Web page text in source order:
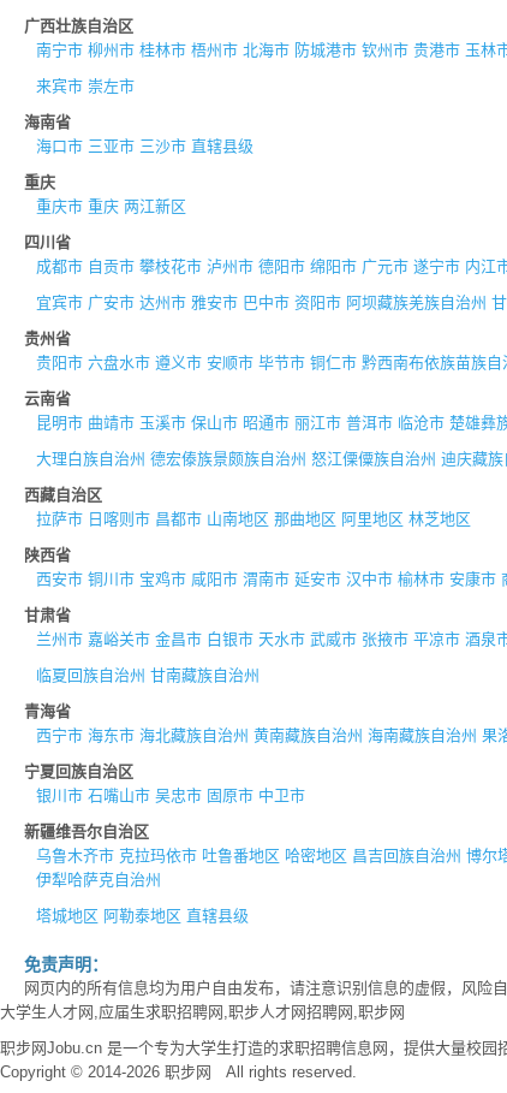
广西壮族自治区
南宁市 柳州市 桂林市 梧州市 北海市 防城港市 钦州市 贵港市 玉林
来宾市 崇左市
海南省
海口市 三亚市 三沙市 直辖县级
重庆
重庆市 重庆 两江新区
四川省
成都市 自贡市 攀枝花市 泸州市 德阳市 绵阳市 广元市 遂宁市 内江
宜宾市 广安市 达州市 雅安市 巴中市 资阳市 阿坝藏族羌族自治州
贵州省
贵阳市 六盘水市 遵义市 安顺市 毕节市 铜仁市 黔西南布依族苗族自
云南省
昆明市 曲靖市 玉溪市 保山市 昭通市 丽江市 普洱市 临沧市 楚雄彝
大理白族自治州 德宏傣族景颇族自治州 怒江傈僳族自治州 迪庆藏族
西藏自治区
拉萨市 日喀则市 昌都市 山南地区 那曲地区 阿里地区 林芝地区
陕西省
西安市 铜川市 宝鸡市 咸阳市 渭南市 延安市 汉中市 榆林市 安康市
甘肃省
兰州市 嘉峪关市 金昌市 白银市 天水市 武威市 张掖市 平凉市 酒泉
临夏回族自治州 甘南藏族自治州
青海省
西宁市 海东市 海北藏族自治州 黄南藏族自治州 海南藏族自治州 果
宁夏回族自治区
银川市 石嘴山市 吴忠市 固原市 中卫市
新疆维吾尔自治区
乌鲁木齐市 克拉玛依市 吐鲁番地区 哈密地区 昌吉回族自治州 博尔
伊犁哈萨克自治州
塔城地区 阿勒泰地区 直辖县级
免责声明：
网页内的所有信息均为用户自由发布，请注意识别信息的虚假，风
大学生人才网,应届生求职招聘网,职步人才网招聘网,职步网
职步网Jobu.cn 是一个专为大学生打造的求职招聘信息网，提供大量校
Copyright © 2014-2026 职步网 All rights reserved.